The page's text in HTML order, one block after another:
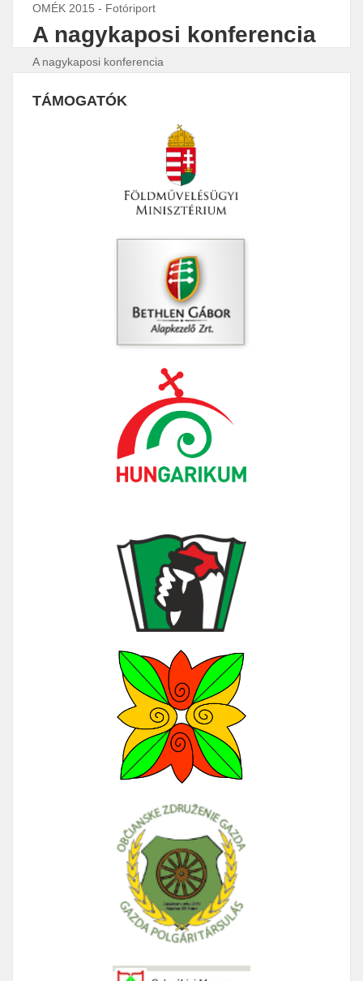
OMÉK 2015 - Fotóriport
A nagykaposi konferencia
A nagykaposi konferencia
Fülekpüspöki konferencia
TÁMOGATÓK